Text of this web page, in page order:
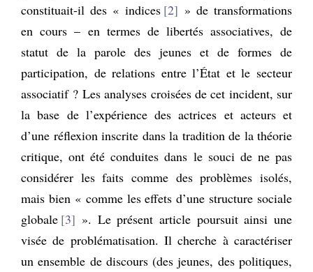
constituait-il des « indices 2
» de transformations
en cours – en termes de libertés associatives, de
statut de la parole des jeunes et de formes de
participation, de relations entre l’État et le secteur
associatif ? Les analyses croisées de cet incident, sur
la base de l’expérience des actrices et acteurs et
d’une réflexion inscrite dans la tradition de la théorie
critique, ont été conduites dans le souci de ne pas
considérer les faits comme des problèmes isolés,
mais bien « comme les effets d’une structure sociale
globale 3
». Le présent article poursuit ainsi une
visée de problématisation. Il cherche à caractériser
un ensemble de discours (des jeunes, des politiques,